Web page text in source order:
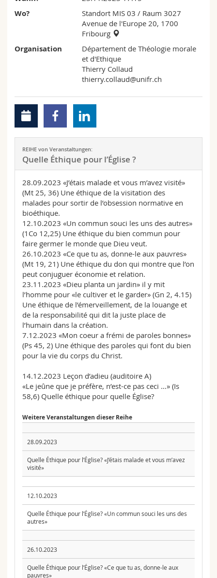
Wo? Standort MIS 03 / Raum 3027
Avenue de l'Europe 20, 1700
Fribourg
Organisation
Département de Théologie morale
et d'Ethique
Thierry Collaud
thierry.collaud@unifr.ch
REIHE von Veranstaltungen:
Quelle Éthique pour l’Église ?
28.09.2023 «J’étais malade et vous m’avez visité»
(Mt 25, 36) Une éthique de la visitation des
malades pour sortir de l’obsession normative en
bioéthique.
12.10.2023 «Un commun souci les uns des autres»
(1Co 12,25) Une éthique du bien commun pour
faire germer le monde que Dieu veut.
26.10.2023 «Ce que tu as, donne-le aux pauvres»
(Mt 19, 21) Une éthique du don qui montre que l’on
peut conjuguer économie et relation.
23.11.2023 «Dieu planta un jardin» il y mit
l’homme pour «le cultiver et le garder» (Gn 2, 4.15)
Une éthique de l’émerveillement, de la louange et
de la responsabilité qui dit la juste place de
l’humain dans la création.
7.12.2023 «Mon coeur a frémi de paroles bonnes»
(Ps 45, 2) Une éthique des paroles qui font du bien
pour la vie du corps du Christ.
14.12.2023 Leçon d’adieu (auditoire A)
«Le jeûne que je préfère, n’est-ce pas ceci …» (Is
58,6) Quelle éthique pour quelle Église?
Weitere Veranstaltungen dieser Reihe
28.09.2023
Quelle Éthique pour l’Église? «J’étais malade et vous m’avez
visité»
12.10.2023
Quelle Éthique pour l’Église? «Un commun souci les uns des
autres»
26.10.2023
Quelle Éthique pour l’Église? «Ce que tu as, donne-le aux
pauvres»